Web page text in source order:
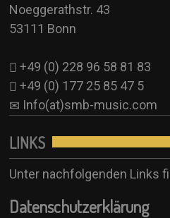
See all
Noeggerathstr. 43
53111 Bonn
+49 (0) 228 96 58 81 83
+49 (0) 177 25 85 47 5
Info(at)smb-music.com
LINKS
Unter nachfolgenden Links
Datenschutzerklärung